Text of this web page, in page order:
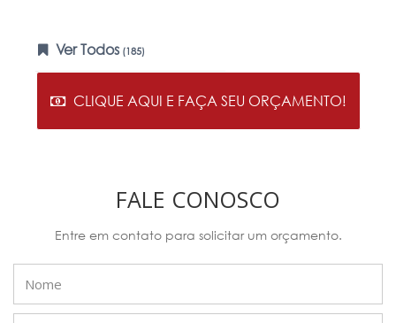
Ver Todos (185)
CLIQUE AQUI E FAÇA SEU ORÇAMENTO!
FALE CONOSCO
Entre em contato para solicitar um orçamento.